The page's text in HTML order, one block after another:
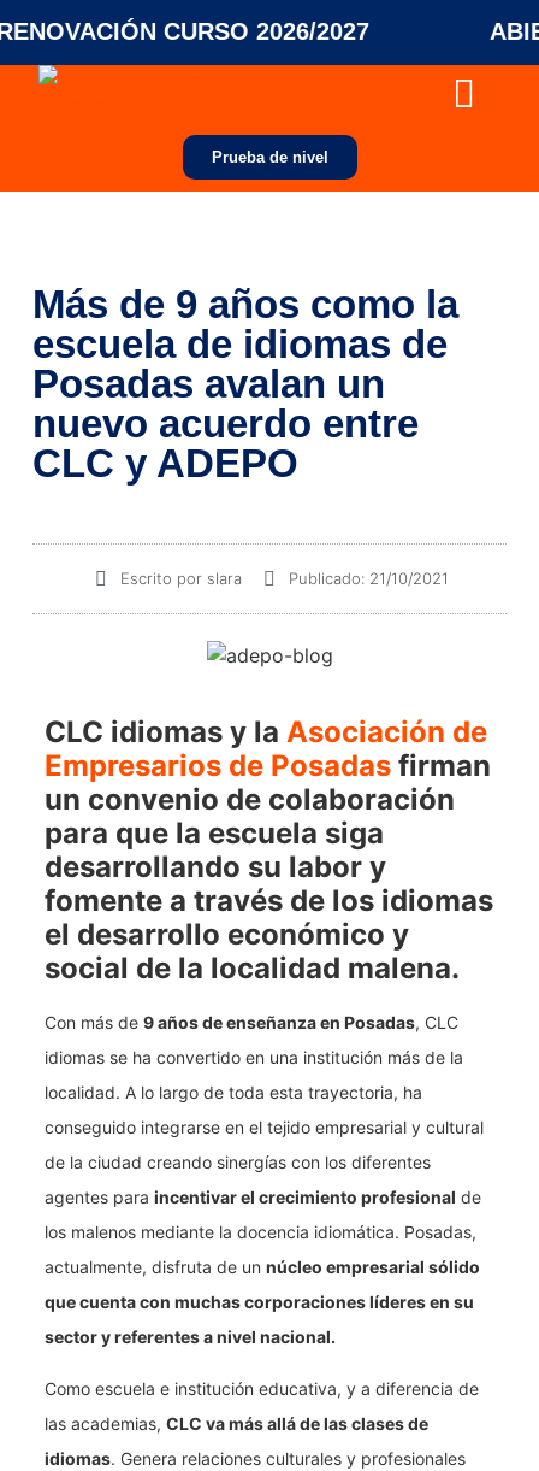
CURSO 2026/2027
Prueba de nivel
Más de 9 años como la
escuela de idiomas de
Posadas avalan un
nuevo acuerdo entre
CLC y ADEPO
Escrito porslara Publicado: 21/10/2021
CLC idiomas y la Asociación de
Empresarios de Posadas firman
un convenio de colaboración
para que la escuela siga
desarrollando su labor y
fomente a través de los idiomas
el desarrollo económico y
social de la localidad malena.
Con más de 9 años de enseñanza en Posadas, CLC
idiomas se ha convertido en una institución más de la
localidad. A lo largo de toda esta trayectoria, ha
conseguido integrarse en el tejido empresarial y cultural
de la ciudad creando sinergías con los diferentes
agentes para incentivar el crecimiento profesional de
los malenos mediante la docencia idiomática. Posadas,
actualmente, disfruta de un núcleo empresarial sólido
que cuenta con muchas corporaciones líderes en su
sector y referentes a nivel nacional.
Como escuela e institución educativa, y a diferencia de
las academias, CLC va más allá de las clases de
idiomas. Genera relaciones culturales y profesionales